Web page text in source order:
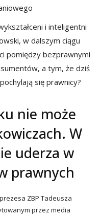
i inteligentni
w dalszym ciągu
pomiędzy bezprawnymi
a tym, że dziś
się prawnicy?
nie może
W
uderza w
prawnych
ZBP Tadeusza
przez media